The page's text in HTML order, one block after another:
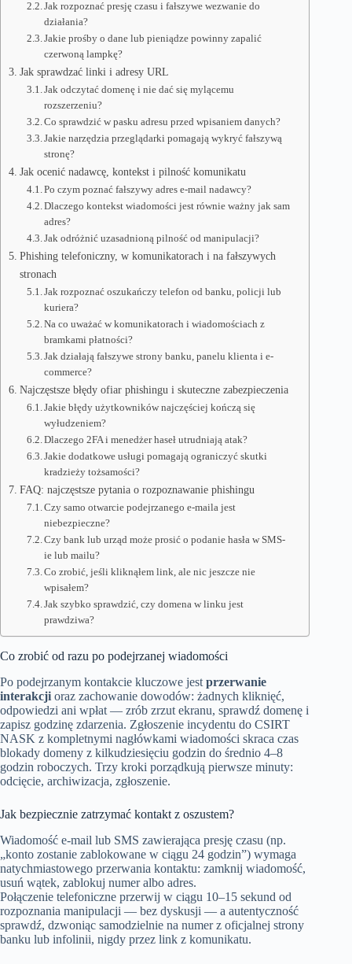
Jak rozpoznać presję czasu i fałszywe wezwanie do
działania?
Jakie prośby o dane lub pieniądze powinny zapalić
czerwoną lampkę?
Jak sprawdzać linki i adresy URL
Jak odczytać domenę i nie dać się mylącemu
rozszerzeniu?
Co sprawdzić w pasku adresu przed wpisaniem danych?
Jakie narzędzia przeglądarki pomagają wykryć fałszywą
stronę?
Jak ocenić nadawcę, kontekst i pilność komunikatu
Po czym poznać fałszywy adres e-mail nadawcy?
Dlaczego kontekst wiadomości jest równie ważny jak sam
adres?
Jak odróżnić uzasadnioną pilność od manipulacji?
Phishing telefoniczny, w komunikatorach i na fałszywych
stronach
Jak rozpoznać oszukańczy telefon od banku, policji lub
kuriera?
Na co uważać w komunikatorach i wiadomościach z
bramkami płatności?
Jak działają fałszywe strony banku, panelu klienta i e-
commerce?
Najczęstsze błędy ofiar phishingu i skuteczne zabezpieczenia
Jakie błędy użytkowników najczęściej kończą się
wyłudzeniem?
Dlaczego 2FA i menedżer haseł utrudniają atak?
Jakie dodatkowe usługi pomagają ograniczyć skutki
kradzieży tożsamości?
FAQ: najczęstsze pytania o rozpoznawanie phishingu
Czy samo otwarcie podejrzanego e-maila jest
niebezpieczne?
Czy bank lub urząd może prosić o podanie hasła w SMS-
ie lub mailu?
Co zrobić, jeśli kliknąłem link, ale nic jeszcze nie
wpisałem?
Jak szybko sprawdzić, czy domena w linku jest
prawdziwa?
Co zrobić od razu po podejrzanej wiadomości
Po podejrzanym kontakcie kluczowe jest przerwanie
interakcji oraz zachowanie dowodów: żadnych kliknięć,
odpowiedzi ani wpłat — zrób zrzut ekranu, sprawdź domenę i
zapisz godzinę zdarzenia. Zgłoszenie incydentu do CSIRT
NASK z kompletnymi nagłówkami wiadomości skraca czas
blokady domeny z kilkudziesięciu godzin do średnio 4–8
godzin roboczych. Trzy kroki porządkują pierwsze minuty:
odcięcie, archiwizacja, zgłoszenie.
Jak bezpiecznie zatrzymać kontakt z oszustem?
Wiadomość e-mail lub SMS zawierająca presję czasu (np.
„konto zostanie zablokowane w ciągu 24 godzin”) wymaga
natychmiastowego przerwania kontaktu: zamknij wiadomość,
usuń wątek, zablokuj numer albo adres.
Połączenie telefoniczne przerwij w ciągu 10–15 sekund od
rozpoznania manipulacji — bez dyskusji — a autentyczność
sprawdź, dzwoniąc samodzielnie na numer z oficjalnej strony
banku lub infolinii, nigdy przez link z komunikatu.